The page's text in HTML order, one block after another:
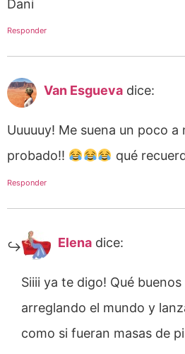
Dani
Responder
Van Esgueva dice:
Uuuuuy! Me suena un poco a
probado!!
qué
Responder
Elena dice:
Siiii ya te digo! Qué
arreglando el mundo y
como si fueran masas de